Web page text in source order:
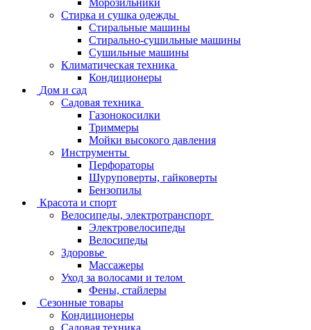
Стирка и сушка одежды
Стиральные машины
Стирально-сушильные машины
Сушильные машины
Климатическая техника
Кондиционеры
Дом и сад
Садовая техника
Газонокосилки
Триммеры
Мойки высокого давления
Инструменты
Перфораторы
Шуруповерты, гайковерты
Бензопилы
Красота и спорт
Велосипеды, электротранспорт
Электровелосипеды
Велосипеды
Здоровье
Массажеры
Уход за волосами и телом
Фены, стайлеры
Сезонные товары
Кондиционеры
Садовая техника